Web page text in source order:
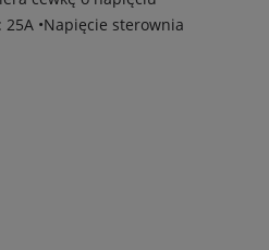
•Napięcie sterownia